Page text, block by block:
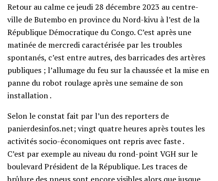
Retour au calme ce jeudi 28 décembre 2023 au centre-
ville de Butembo en province du Nord-kivu à l’est de la
République Démocratique du Congo. C’est après une
matinée de mercredi caractérisée par les troubles
spontanés, c’est entre autres, des barricades des artères
publiques ; l’allumage du feu sur la chaussée et la mise en
panne du robot roulage après une semaine de son
installation .
Selon le constat fait par l’un des reporters de
panierdesinfos.net; vingt quatre heures après toutes les
activités socio-économiques ont repris avec faste .
C’est par exemple au niveau du rond-point VGH sur le
boulevard Président de la République. Les traces de